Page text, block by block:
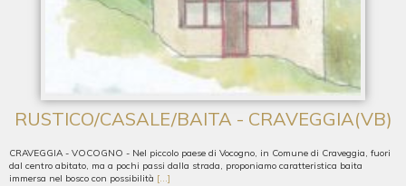
RUSTICO/CASALE/BAITA - CRAVEGGIA(VB)
CRAVEGGIA - VOCOGNO - Nel piccolo paese di Vocogno, in Comune di Craveggia, fuori
dal centro abitato, ma a pochi passi dalla strada, proponiamo caratteristica baita
immersa nel bosco con possibilità [...]